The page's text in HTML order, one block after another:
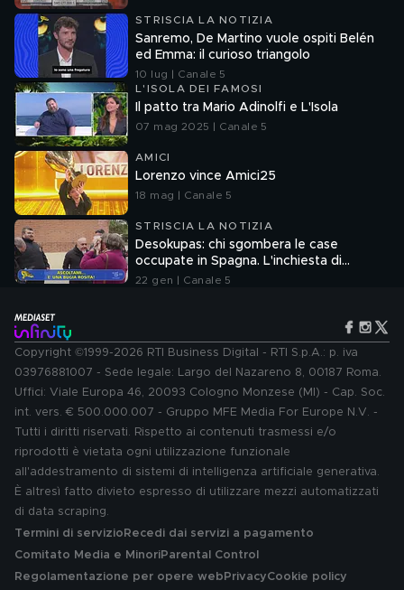
STRISCIA LA NOTIZIA
Sanremo, De Martino vuole ospiti Belén
ed Emma: il curioso triangolo
10 lug | Canale 5
L'ISOLA DEI FAMOSI
Il patto tra Mario Adinolfi e L'Isola
07 mag 2025 | Canale 5
AMICI
Lorenzo vince Amici25
18 mag | Canale 5
STRISCIA LA NOTIZIA
Desokupas: chi sgombera le case
occupate in Spagna. L'inchiesta di
Francesco Mazza
22 gen | Canale 5
Copyright ©1999-2026 RTI Business Digital - RTI S.p.A.: p. iva
03976881007 - Sede legale: Largo del Nazareno 8, 00187 Roma.
Uffici: Viale Europa 46, 20093 Cologno Monzese (MI) - Cap. Soc.
int. vers. € 500.000.007 - Gruppo MFE Media For Europe N.V. -
Tutti i diritti riservati. Rispetto ai contenuti trasmessi e/o
riprodotti è vietata ogni utilizzazione funzionale
all'addestramento di sistemi di intelligenza artificiale generativa.
È altresì fatto divieto espresso di utilizzare mezzi automatizzati
di data scraping.
Termini di servizio Recedi dai servizi a pagamento
Comitato Media e MinoriParental Control
Regolamentazione per opere web PrivacyCookie policy